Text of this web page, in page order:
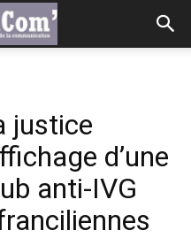
justice
d’une
anti-IVG